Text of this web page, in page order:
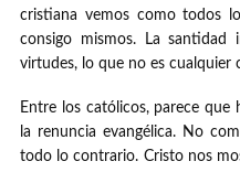
cristiana vemos como todos
consigo mismos. La santidad
virtudes, lo que no es cualquier
Entre los católicos, parece
la renuncia evangélica. No
todo lo contrario. Cristo nos